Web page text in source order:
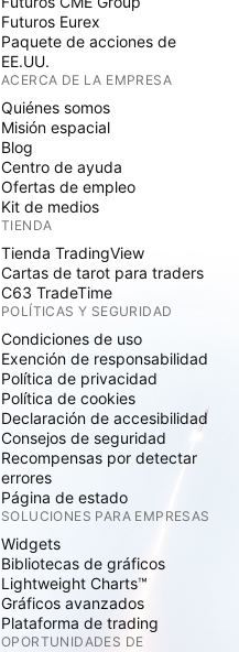
Futuros Eurex
Paquete de acciones de
EE.UU.
ACERCA DE LA EMPRESA
Quiénes somos
Misión espacial
Blog
Centro de ayuda
Ofertas de empleo
Kit de medios
TIENDA
Tienda TradingView
Cartas de tarot para traders
C63 TradeTime
POLÍTICAS Y SEGURIDAD
Condiciones de uso
Exención de responsabilidad
Política de privacidad
Política de cookies
Declaración de accesibilidad
Consejos de seguridad
Recompensas por detectar
errores
Página de estado
SOLUCIONES PARA EMPRESAS
Widgets
Bibliotecas de gráficos
Lightweight Charts™
Gráficos avanzados
Plataforma de trading
OPORTUNIDADES DE